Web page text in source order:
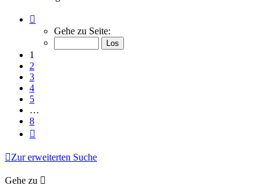
von
Gehe zu Seite:
1
2
3
4
5
…
8
Zur erweiterten Suche
Gehe zu